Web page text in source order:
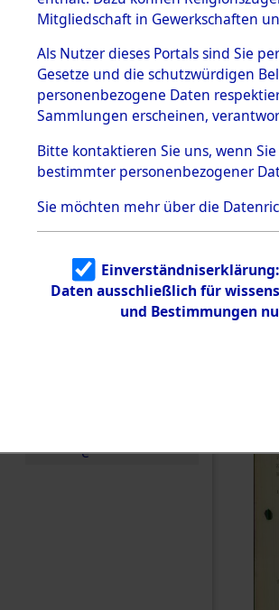
1.
mente
5. Verschiedenes
5.3
Todesmärsche
5.3.1 Alliierte
Erhebungen
zu
Todesmärsch
en
5.3.2
Identifizierun
g
5.3.3
Todesmärsch
e
Mitgliedschaft in Gewerkschaften
Als Nutzer dieses Portals sind Sie
Gesetze und die schutzwürdigen
personenbezogene Daten
Sammlungen erscheinen,
Bitte kontaktieren Sie uns, wenn
bestimmter personenbezogener
Sie möchten mehr über die
Daten ausschließlich für
und Bestimmungen